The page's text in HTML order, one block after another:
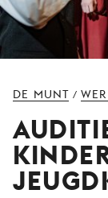
DE MUNT /